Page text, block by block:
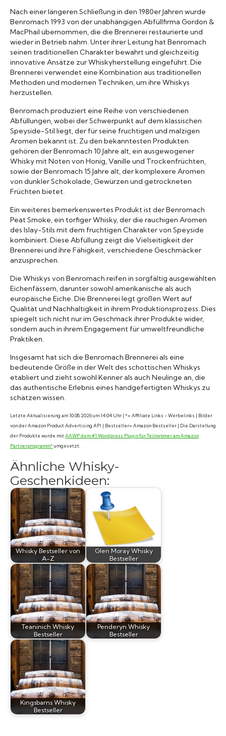
Nach einer längeren Schließung in den 1980er Jahren wurde
Benromach 1993 von der unabhängigen Abfüllfirma Gordon &
MacPhail übernommen, die die Brennerei restaurierte und
wieder in Betrieb nahm. Unter ihrer Leitung hat Benromach
seinen traditionellen Charakter bewahrt und gleichzeitig
innovative Ansätze zur Whiskyherstellung eingeführt. Die
Brennerei verwendet eine Kombination aus traditionellen
Methoden und modernen Techniken, um ihre Whiskys
herzustellen.
Benromach produziert eine Reihe von verschiedenen
Abfüllungen, wobei der Schwerpunkt auf dem klassischen
Speyside-Stil liegt, der für seine fruchtigen und malzigen
Aromen bekannt ist. Zu den bekanntesten Produkten
gehören der Benromach 10 Jahre alt, ein ausgewogener
Whisky mit Noten von Honig, Vanille und Trockenfrüchten,
sowie der Benromach 15 Jahre alt, der komplexere Aromen
von dunkler Schokolade, Gewürzen und getrockneten
Früchten bietet.
Ein weiteres bemerkenswertes Produkt ist der Benromach
Peat Smoke, ein torfiger Whisky, der die rauchigen Aromen
des Islay-Stils mit dem fruchtigen Charakter von Speyside
kombiniert. Diese Abfüllung zeigt die Vielseitigkeit der
Brennerei und ihre Fähigkeit, verschiedene Geschmäcker
anzusprechen.
Die Whiskys von Benromach reifen in sorgfältig ausgewählten
Eichenfässern, darunter sowohl amerikanische als auch
europäische Eiche. Die Brennerei legt großen Wert auf
Qualität und Nachhaltigkeit in ihrem Produktionsprozess. Dies
spiegelt sich nicht nur im Geschmack ihrer Produkte wider,
sondern auch in ihrem Engagement für umweltfreundliche
Praktiken.
Insgesamt hat sich die Benromach Brennerei als eine
bedeutende Größe in der Welt des schottischen Whiskys
etabliert und zieht sowohl Kenner als auch Neulinge an, die
das authentische Erlebnis eines handgefertigten Whiskys zu
schätzen wissen.
Letzte Aktualisierung am 10.08.2026 um 14:04 Uhr | *= Affiliate Links - Werbelinks | Bilder
von der Amazon Product Advertising API | Bestseller= Amazon Bestseller | Die Darstellung
der Produkte wurde mitAAWP dem #1 Wordpress Plugin für Teilnehmer am Amazon
Partnerprogramm*umgesetzt.
Ähnliche Whisky-
Geschenkideen:
Whisky Bestseller von
A-Z
Glen Moray Whisky
Bestseller
Teaninich Whisky
Bestseller
Penderyn Whisky
Bestseller
Kingsbarns Whisky
Bestseller